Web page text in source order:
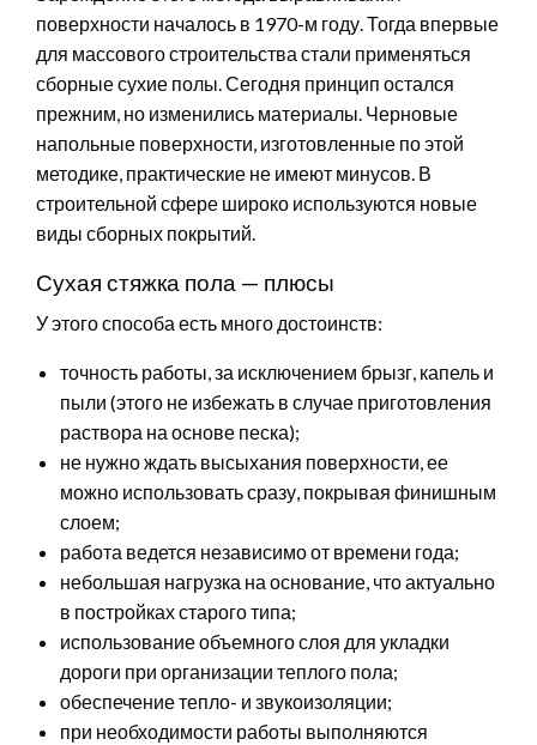
поверхности началось в 1970-м году. Тогда впервые
для массового строительства стали применяться
сборные сухие полы. Сегодня принцип остался
прежним, но изменились материалы. Черновые
напольные поверхности, изготовленные по этой
методике, практические не имеют минусов. В
строительной сфере широко используются новые
виды сборных покрытий.
Сухая стяжка пола — плюсы
У этого способа есть много достоинств:
точность работы, за исключением брызг, капель и
пыли (этого не избежать в случае приготовления
раствора на основе песка);
не нужно ждать высыхания поверхности, ее
можно использовать сразу, покрывая финишным
слоем;
работа ведется независимо от времени года;
небольшая нагрузка на основание, что актуально
в постройках старого типа;
использование объемного слоя для укладки
дороги при организации теплого пола;
обеспечение тепло- и звукоизоляции;
при необходимости работы выполняются